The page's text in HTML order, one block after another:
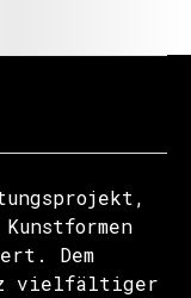
Dem
vielfältiger